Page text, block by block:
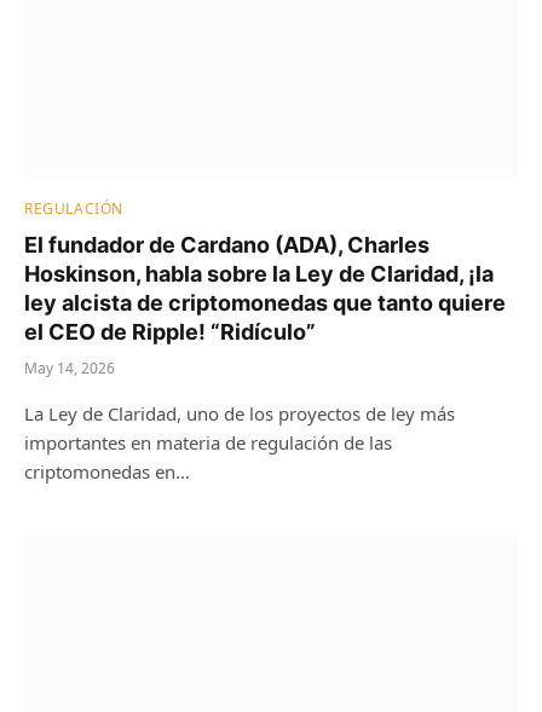
REGULACIÓN
El fundador de Cardano (ADA), Charles
Hoskinson, habla sobre la Ley de Claridad, ¡la
ley alcista de criptomonedas que tanto quiere
el CEO de Ripple! “Ridículo”
May 14, 2026
La Ley de Claridad, uno de los proyectos de ley más
importantes en materia de regulación de las
criptomonedas en…